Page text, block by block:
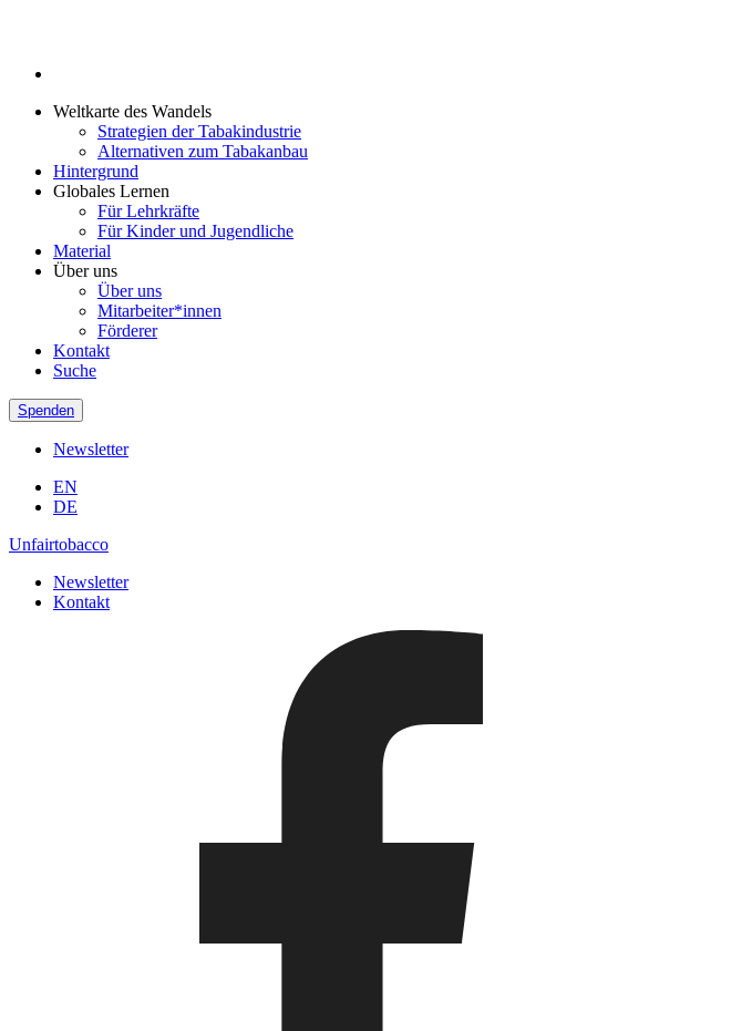
Weltkarte des Wandels
Strategien der Tabakindustrie
Alternativen zum Tabakanbau
Hintergrund
Globales Lernen
Für Lehrkräfte
Für Kinder und Jugendliche
Material
Über uns
Über uns
Mitarbeiter*innen
Förderer
Kontakt
Suche
Spenden
Newsletter
EN
DE
Unfairtobacco
Newsletter
Kontakt